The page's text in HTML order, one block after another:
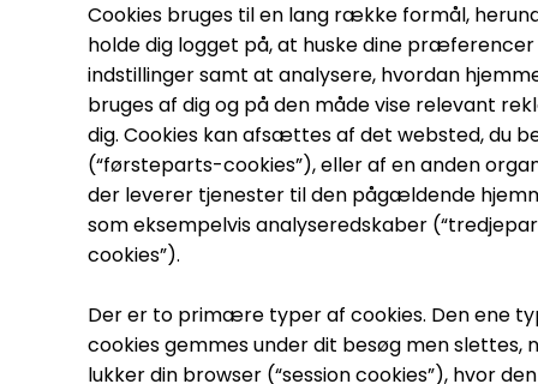
Cookies bruges til en lang række formål,
holde dig logget på, at huske dine præferencer
indstillinger samt at analysere, hvordan
bruges af dig og på den måde vise relevant
dig. Cookies kan afsættes af det websted, du
(“førsteparts-cookies”), eller af en anden
der leverer tjenester til den pågældende
som eksempelvis analyseredskaber
cookies”).
Der er to primære typer af cookies. Den ene
cookies gemmes under dit besøg men slettes,
lukker din browser (“session cookies”), hvor